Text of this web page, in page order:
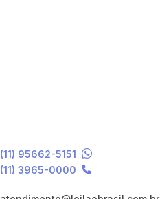
(11) 95662-5151
(11) 3965-0000